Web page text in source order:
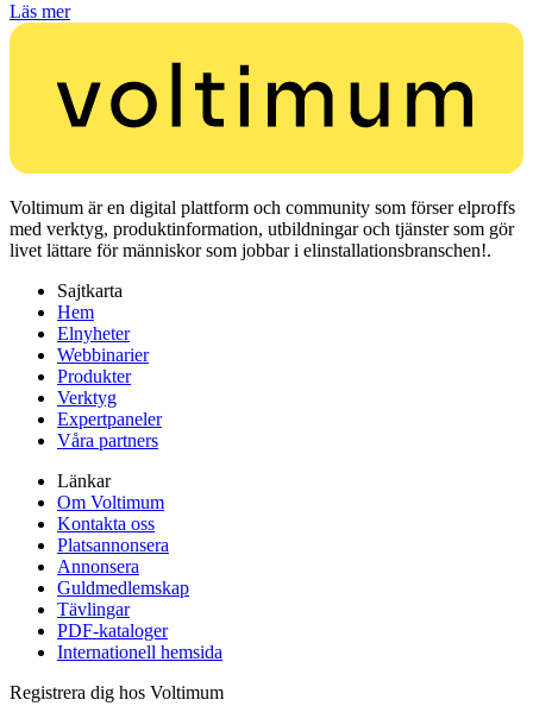
Läs mer
Voltimum är en digital plattform och community som förser elproffs
med verktyg, produktinformation, utbildningar och tjänster som gör
livet lättare för människor som jobbar i elinstallationsbranschen!.
Sajtkarta
Hem
Elnyheter
Webbinarier
Produkter
Verktyg
Expertpaneler
Våra partners
Länkar
Om Voltimum
Kontakta oss
Platsannonsera
Annonsera
Guldmedlemskap
Tävlingar
PDF-kataloger
Internationell hemsida
Registrera dig hos Voltimum